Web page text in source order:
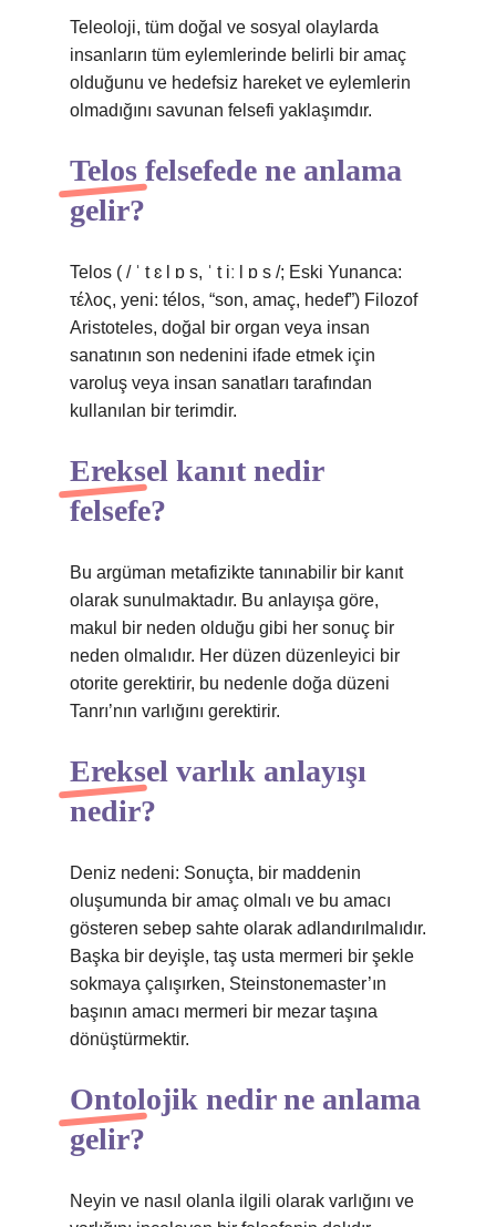
Teleoloji, tüm doğal ve sosyal olaylarda
insanların tüm eylemlerinde belirli bir amaç
olduğunu ve hedefsiz hareket ve eylemlerin
olmadığını savunan felsefi yaklaşımdır.
Telos felsefede ne anlama
gelir?
Telos ( / ˈ t ɛ l ɒ s, ˈ t iː l ɒ s /; Eski Yunanca:
τέλος, yeni: télos, “son, amaç, hedef”) Filozof
Aristoteles, doğal bir organ veya insan
sanatının son nedenini ifade etmek için
varoluş veya insan sanatları tarafından
kullanılan bir terimdir.
Ereksel kanıt nedir
felsefe?
Bu argüman metafizikte tanınabilir bir kanıt
olarak sunulmaktadır. Bu anlayışa göre,
makul bir neden olduğu gibi her sonuç bir
neden olmalıdır. Her düzen düzenleyici bir
otorite gerektirir, bu nedenle doğa düzeni
Tanrı’nın varlığını gerektirir.
Ereksel varlık anlayışı
nedir?
Deniz nedeni: Sonuçta, bir maddenin
oluşumunda bir amaç olmalı ve bu amacı
gösteren sebep sahte olarak adlandırılmalıdır.
Başka bir deyişle, taş usta mermeri bir şekle
sokmaya çalışırken, Steinstonemaster’ın
başının amacı mermeri bir mezar taşına
dönüştürmektir.
Ontolojik nedir ne anlama
gelir?
Neyin ve nasıl olanla ilgili olarak varlığını ve